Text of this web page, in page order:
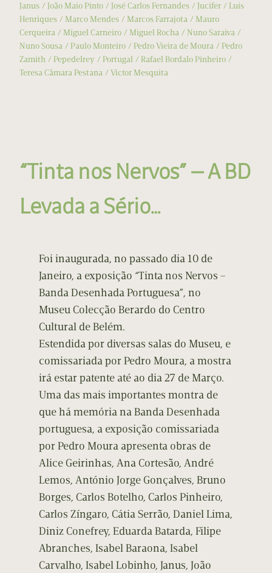
Janus
João Maio Pinto José Carlos Fernandes Jucifer
Luis
Henriques
Marco Mendes Marcos Farrajota
Mauro
Cerqueira
Miguel Carneiro Miguel Rocha
Nuno Saraiva
Nuno Sousa
Paulo Monteiro Pedro Vieira de Moura
Pedro
Zamith
Pepedelrey Portugal
Rafael Bordalo Pinheiro
Teresa Câmara Pestana
Victor Mesquita
“Tinta nos Nervos” — A BD
Levada a Sério…
Foi inaugurada, no passado dia 10 de
Janeiro, a exposição “Tinta nos Nervos –
Banda Desenhada Portuguesa”, no
Museu Colecção Berardo do Centro
Cultural de Belém.
Estendida por diversas salas do Museu, e
comissariada por Pedro Moura, a mostra
irá estar patente até ao dia 27 de Março.
Uma das mais importantes montra de
que há memória na Banda Desenhada
portuguesa, a exposição comissariada
por Pedro Moura apresenta obras de
Alice Geirinhas, Ana Cortesão, André
Lemos, António Jorge Gonçalves, Bruno
Borges, Carlos Botelho, Carlos Pinheiro,
Carlos Zíngaro, Cátia Serrão, Daniel Lima,
Diniz Conefrey, Eduarda Batarda, Filipe
Abranches, Isabel Baraona, Isabel
Carvalho, Isabel Lobinho, Janus, João